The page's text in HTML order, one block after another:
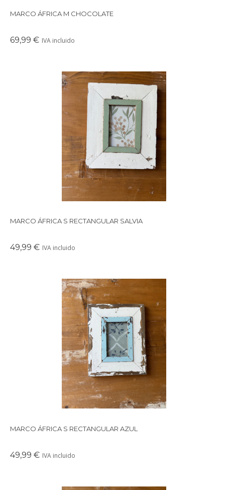
MARCO ÁFRICA M CHOCOLATE
69,99 € IVA incluido
Precioso marco cuadrado para colgar o apoyar en la pared
realizado con maderas recicladas.
MARCO ÁFRICA S RECTANGULAR SALVIA
49,99 € IVA incluido
Precioso marco cuadrado para colgar o apoyar en la pared
realizado con maderas recicladas.
MARCO ÁFRICA S RECTANGULAR AZUL
49,99 € IVA incluido